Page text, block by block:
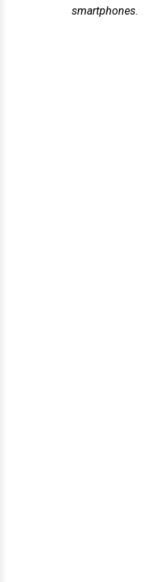
smartphones.